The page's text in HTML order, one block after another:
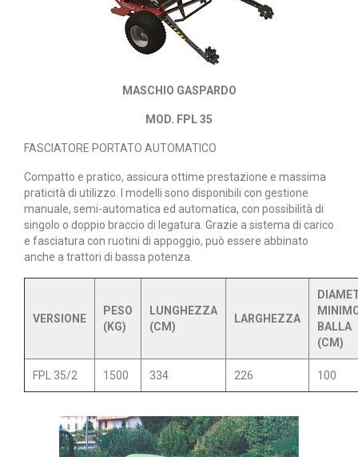
MASCHIO GASPARDO
MOD. FPL 35
FASCIATORE PORTATO AUTOMATICO
Compatto e pratico, assicura ottime prestazione e massima
praticità di utilizzo. I modelli sono disponibili con gestione
manuale, semi-automatica ed automatica, con possibilità di
singolo o doppio braccio di legatura. Grazie a sistema di carico
e fasciatura con ruotini di appoggio, può essere abbinato
anche a trattori di bassa potenza.
VERSIONE
PESO
(KG)
LUNGHEZZA
(CM)
LARGHEZZA
BALLA
(CM)
FPL 35/2 1500 334 226 100